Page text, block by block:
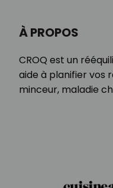
À PROPOS
CROQ est un
aide à planifier vos
minceur, maladie